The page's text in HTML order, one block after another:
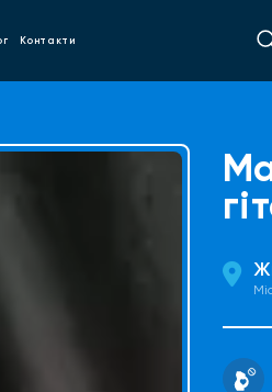
Контакти